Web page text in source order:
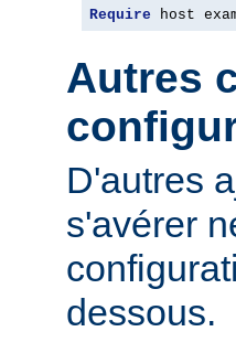
Require host
Autres
D'autres
s'avérer
dessous.